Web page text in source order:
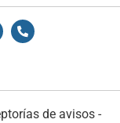
de avisos -